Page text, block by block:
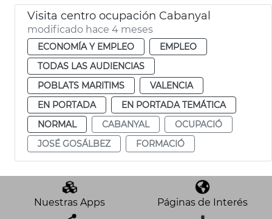
Visita centro ocupación Cabanyal
modificado hace 4 meses
ECONOMÍA Y EMPLEO
EMPLEO
TODAS LAS AUDIENCIAS
POBLATS MARITIMS
VALENCIA
EN PORTADA
EN PORTADA TEMÁTICA
NORMAL
CABANYAL
OCUPACIÓ
JOSÉ GOSÁLBEZ
FORMACIÓ
Nuestras Apps Páginas de Interés